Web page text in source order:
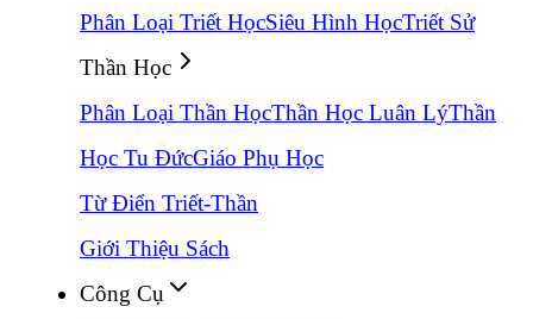
Phân Loại Triết HọcSiêu Hình HọcTriết Sử
Thần Học
Phân Loại Thần HọcThần Học Luân LýThần
Học Tu ĐứcGiáo Phụ Học
Từ Điển Triết-Thần
Giới Thiệu Sách
Công Cụ